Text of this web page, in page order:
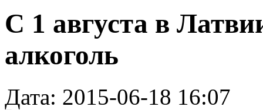
С 1 августа в
алкоголь
Дата: 2015-06-18 16:07